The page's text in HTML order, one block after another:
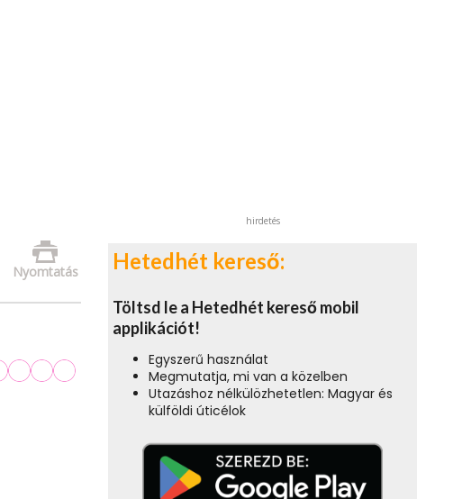
Nyomtatás
hirdetés
Hetedhét kereső:
Töltsd le a Hetedhét kereső mobil
applikációt!
Egyszerű használat
Megmutatja, mi van a közelben
Utazáshoz nélkülözhetetlen: Magyar és
külföldi úticélok